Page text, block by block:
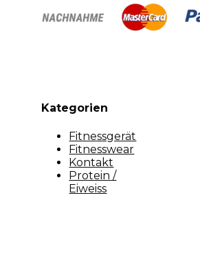
Kategorien
Fitnessgerät
Fitnesswear
Kontakt
Protein /
Eiweiss